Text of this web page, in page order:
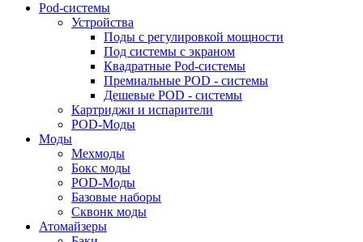
Pod-системы
Устройства
Поды с регулировкой мощности
Под системы с экраном
Квадратные Pod-системы
Премиальные POD - системы
Дешевые POD - системы
Картриджи и испарители
POD-Моды
Моды
Мехмоды
Бокс моды
POD-Моды
Базовые наборы
Сквонк моды
Атомайзеры